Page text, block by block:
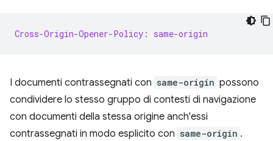
Cross-Origin-Opener-Policy: same-origin
I documenti contrassegnati con same-origin possono
condividere lo stesso gruppo di contesti di navigazione
con documenti della stessa origine anch'essi
contrassegnati in modo esplicito con same-origin .